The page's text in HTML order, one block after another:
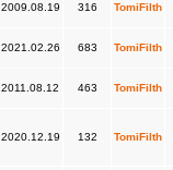
2009.08.19 316 TomiFilth
2021.02.26 683 TomiFilth
2011.08.12 463 TomiFilth
2020.12.19 132 TomiFilth